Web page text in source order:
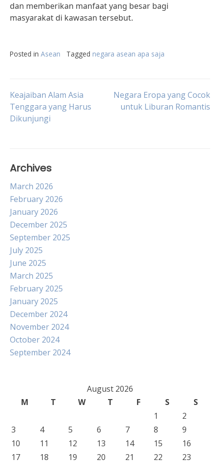
dan memberikan manfaat yang besar bagi
masyarakat di kawasan tersebut.
Posted in Asean Tagged negara asean apa saja
Post
navigation
Keajaiban Alam Asia
Tenggara yang Harus
Dikunjungi
Negara Eropa yang Cocok
untuk Liburan Romantis
Archives
March 2026
February 2026
January 2026
December 2025
September 2025
July 2025
June 2025
March 2025
February 2025
January 2025
December 2024
November 2024
October 2024
September 2024
August 2026
M
T W T F S
S
1
2
3
4 5 6 7 8
9
10
11 12 13 14 15
16
17
18 19 20 21 22 23